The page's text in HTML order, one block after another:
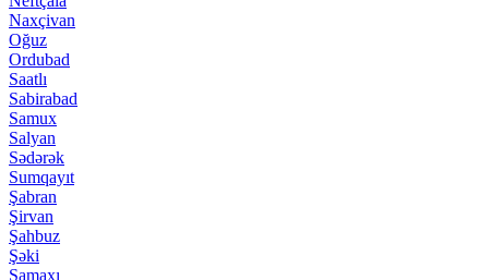
Naxçivan
Oğuz
Ordubad
Saatlı
Sabirabad
Samux
Salyan
Sədərək
Sumqayıt
Şabran
Şirvan
Şahbuz
Şəki
Şamaxı